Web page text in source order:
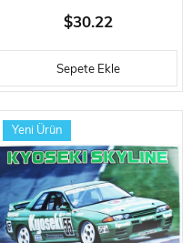
ÖLÇEK, SUZUKI ALTO WORKS
TOURING N1, YARIŞ ARACI
PLASTIK MODEL KITI
$30.22
Sepete Ekle
Yeni Ürün